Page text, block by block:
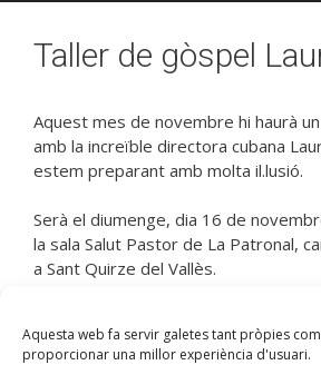
Aquesta web fa servir galetes tant pròpies
proporcionar una millor experiència d'usuari.
Taller de gòspel
Aquest mes de novembre hi haurà
amb la increïble directora cubana
estem preparant amb molta il.lusió.
Serà el diumenge, dia 16 de
la sala Salut Pastor de La Patronal,
a Sant Quirze del Vallès.